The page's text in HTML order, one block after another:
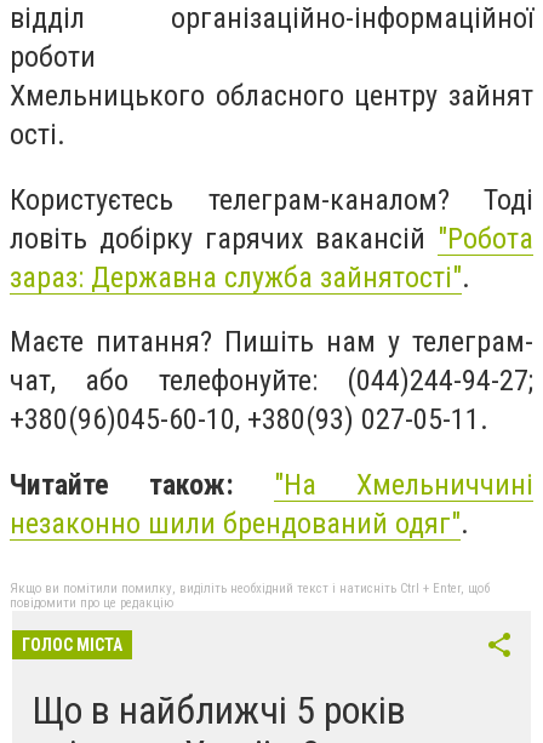
відділ організаційно-інформаційної
роботи
Хмельницького обласного центру зайнят
ості.
Користуєтесь телеграм-каналом? Тоді
ловіть добірку гарячих вакансій "Робота
зараз: Державна служба зайнятості".
Маєте питання? Пишіть нам у телеграм-
чат, або телефонуйте: (044)244-94-27;
+380(96)045-60-10, +380(93) 027-05-11.
Читайте також: "На Хмельниччині
незаконно шили брендований одяг".
Якщо ви помітили помилку, виділіть необхідний текст і натисніть Ctrl + Enter, щоб
повідомити про це редакцію
ГОЛОС МІСТА
Що в найближчі 5 років